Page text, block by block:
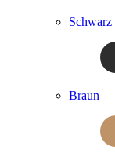
Schwarz
Braun